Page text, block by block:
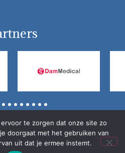
9 1011 12
voor Mondziekten, Kaak- en
(NVMKA)
te zorgen dat onze site zo
doorgaat met het gebruiken van
uit dat je ermee instemt.